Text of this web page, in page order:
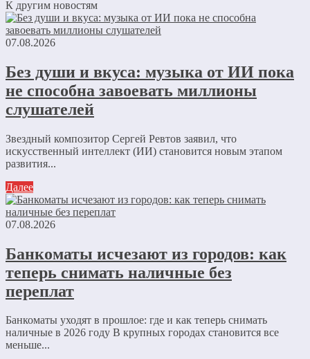
К другим новостям
07.08.2026
Без души и вкуса: музыка от ИИ пока
не способна завоевать миллионы
слушателей
Звездный композитор Сергей Ревтов заявил, что
искусственный интеллект (ИИ) становится новым этапом
развития...
Далее
07.08.2026
Банкоматы исчезают из городов: как
теперь снимать наличные без
переплат
Банкоматы уходят в прошлое: где и как теперь снимать
наличные в 2026 году В крупных городах становится все
меньше...